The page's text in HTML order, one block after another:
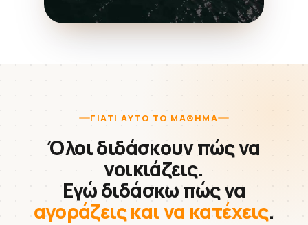
ΓΙΑΤΊ ΑΥΤΌ ΤΟ ΜΆΘΗΜΑ
Όλοι διδάσκουν πώς να
νοικιάζεις.
Εγώ διδάσκω πώς να
αγοράζεις και να κατέχεις.